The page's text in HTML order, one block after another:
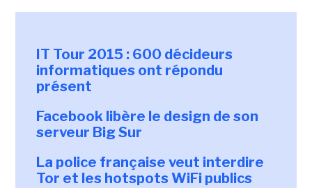
IT Tour 2015 : 600 décideurs
informatiques ont répondu
présent
Facebook libère le design de son
serveur Big Sur
La police française veut interdire
Tor et les hotspots WiFi publics